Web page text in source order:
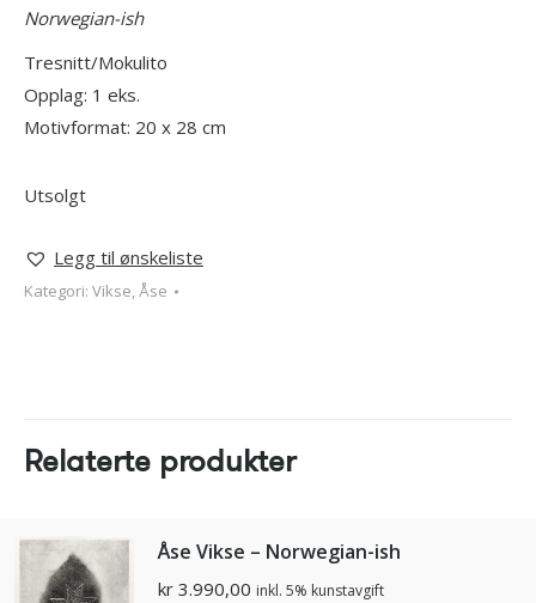
Norwegian-ish
Tresnitt/Mokulito
Opplag: 1 eks.
Motivformat: 20 x 28 cm
Utsolgt
Legg til ønskeliste
Kategori: Vikse, Åse
Relaterte produkter
Åse Vikse – Norwegian-ish
kr 3.990,00 inkl. 5% kunstavgift